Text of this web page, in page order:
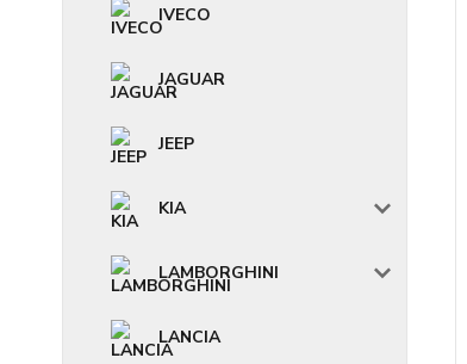
IVECO
JAGUAR
JEEP
KIA
LAMBORGHINI
LANCIA